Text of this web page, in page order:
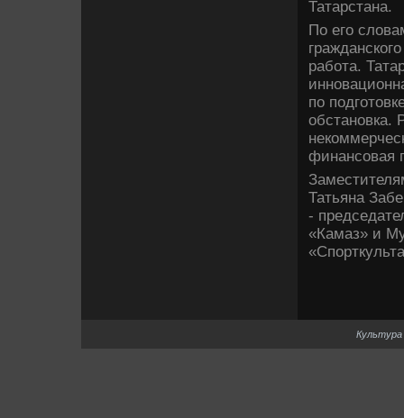
Татарстана.
По его
работа.
по
обстановка.
финансовая
Татьяна
-
«Камаз» и
Культура